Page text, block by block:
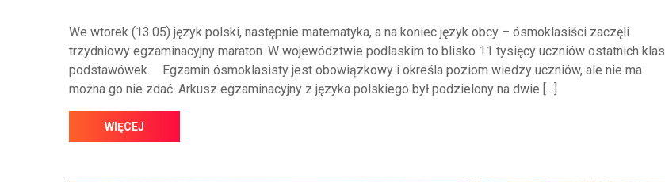
We wtorek (13.05) język polski, następnie matematyka, a na koniec język obcy – ósmoklasiści zaczęli
trzydniowy egzaminacyjny maraton. W województwie podlaskim to blisko 11 tysięcy uczniów ostatnich klas
podstawówek. Egzamin ósmoklasisty jest obowiązkowy i określa poziom wiedzy uczniów, ale nie ma
można go nie zdać. Arkusz egzaminacyjny z języka polskiego był podzielony na dwie […]
WIĘCEJ